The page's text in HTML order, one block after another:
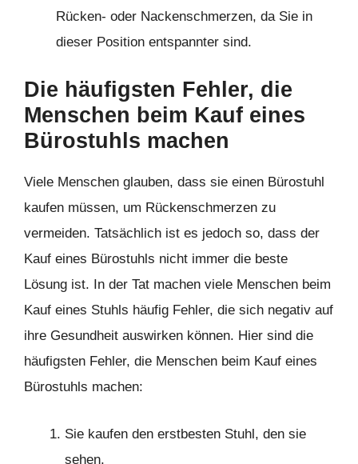
Rücken- oder Nackenschmerzen, da Sie in
dieser Position entspannter sind.
Die häufigsten Fehler, die
Menschen beim Kauf eines
Bürostuhls machen
Viele Menschen glauben, dass sie einen Bürostuhl
kaufen müssen, um Rückenschmerzen zu
vermeiden. Tatsächlich ist es jedoch so, dass der
Kauf eines Bürostuhls nicht immer die beste
Lösung ist. In der Tat machen viele Menschen beim
Kauf eines Stuhls häufig Fehler, die sich negativ auf
ihre Gesundheit auswirken können. Hier sind die
häufigsten Fehler, die Menschen beim Kauf eines
Bürostuhls machen:
Sie kaufen den erstbesten Stuhl, den sie
sehen.